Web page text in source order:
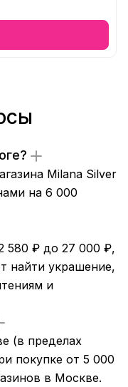
Milana Silver
на 6 000
580 ₽ до 27 000 ₽,
найти украшение,
и
(в пределах
покупке от 5 000
в Москве.